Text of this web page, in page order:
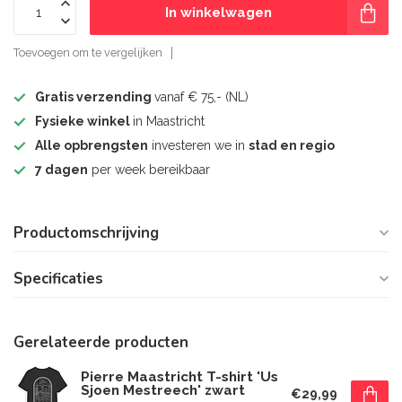
In winkelwagen
Toevoegen om te vergelijken
Gratis verzending vanaf € 75,- (NL)
Fysieke winkel in Maastricht
Alle opbrengsten investeren we in stad en regio
7 dagen per week bereikbaar
Productomschrijving
Specificaties
Gerelateerde producten
Pierre Maastricht T-shirt 'Us
Sjoen Mestreech' zwart
€29,99